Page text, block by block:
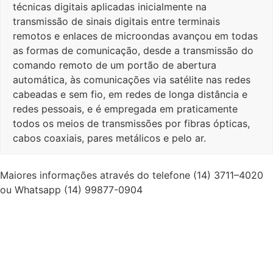
técnicas digitais aplicadas inicialmente na
transmissão de sinais digitais entre terminais
remotos e enlaces de microondas avançou em todas
as formas de comunicação, desde a transmissão do
comando remoto de um portão de abertura
automática, às comunicações via satélite nas redes
cabeadas e sem fio, em redes de longa distância e
redes pessoais, e é empregada em praticamente
todos os meios de transmissões por fibras ópticas,
cabos coaxiais, pares metálicos e pelo ar.
Maiores informações através do telefone (14) 3711–4020
ou Whatsapp (14) 99877-0904